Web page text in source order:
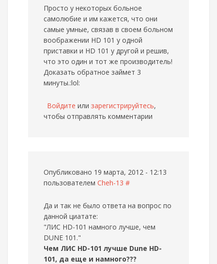
Просто у некоторых больное
самолюбие и им кажется, что они
самые умные, связав в своем больном
воображении HD 101 у одной
приставки и HD 101 у другой и решив,
что это один и тот же производитель!
Доказать обратное займет 3
минуты.:lol:
Войдите или зарегистрируйтесь,
чтобы отправлять комментарии
Опубликовано 19 марта, 2012 - 12:13
пользователем Cheh-13 #
Да и так не было ответа на вопрос по
данной циатате:
"ЛИС HD-101 намного лучше, чем
DUNE 101."
Чем ЛИС HD-101 лучше Dune HD-
101, да еще и намного???